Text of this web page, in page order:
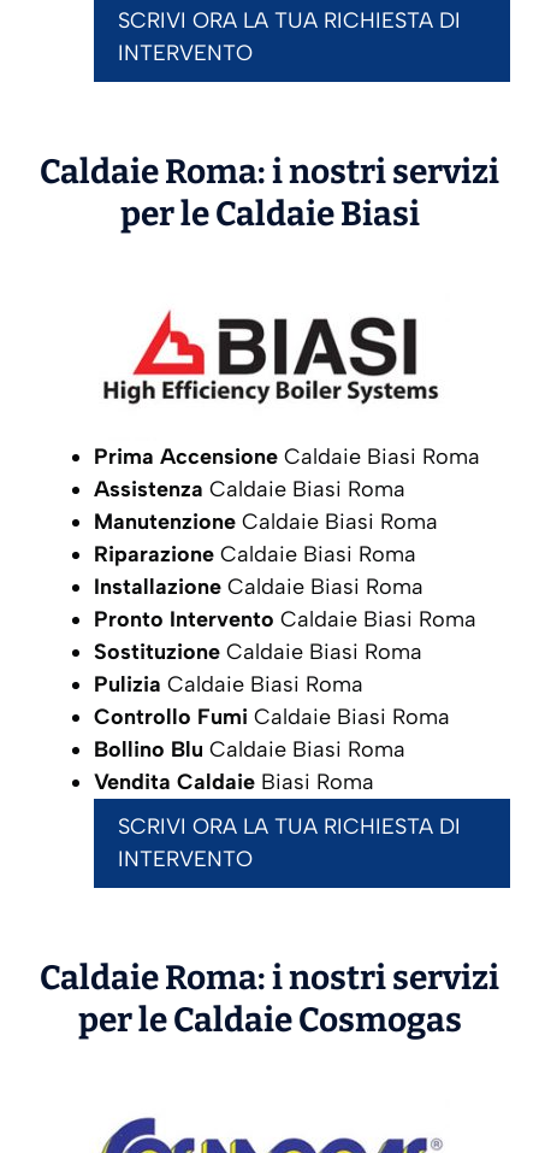
SCRIVI ORA LA TUA RICHIESTA DI
INTERVENTO
Caldaie Roma: i nostri servizi
per le CaldaieBiasi
Prima Accensione Caldaie Biasi Roma
Assistenza Caldaie Biasi Roma
Manutenzione Caldaie Biasi Roma
Riparazione Caldaie Biasi Roma
Installazione Caldaie Biasi Roma
Pronto Intervento Caldaie Biasi Roma
Sostituzione Caldaie Biasi Roma
Pulizia Caldaie Biasi Roma
Controllo Fumi Caldaie Biasi Roma
Bollino Blu Caldaie Biasi Roma
Vendita Caldaie Biasi Roma
SCRIVI ORA LA TUA RICHIESTA DI
INTERVENTO
Caldaie Roma: i nostri servizi
per le CaldaieCosmogas